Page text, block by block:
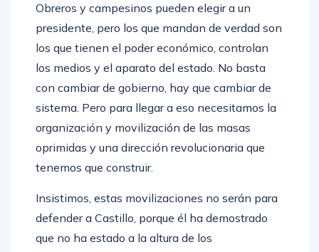
Obreros y campesinos pueden elegir a un
presidente, pero los que mandan de verdad son
los que tienen el poder económico, controlan
los medios y el aparato del estado. No basta
con cambiar de gobierno, hay que cambiar de
sistema. Pero para llegar a eso necesitamos la
organización y movilización de las masas
oprimidas y una dirección revolucionaria que
tenemos que construir.
Insistimos, estas movilizaciones no serán para
defender a Castillo, porque él ha demostrado
que no ha estado a la altura de los